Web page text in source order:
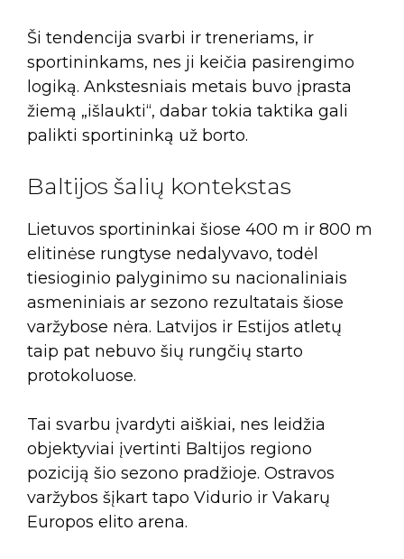
Ši tendencija svarbi ir treneriams, ir
sportininkams, nes ji keičia pasirengimo
logiką. Ankstesniais metais buvo įprasta
žiemą „išlaukti“, dabar tokia taktika gali
palikti sportininką už borto.
Baltijos šalių kontekstas
Lietuvos sportininkai šiose 400 m ir 800 m
elitinėse rungtyse nedalyvavo, todėl
tiesioginio palyginimo su nacionaliniais
asmeniniais ar sezono rezultatais šiose
varžybose nėra. Latvijos ir Estijos atletų
taip pat nebuvo šių rungčių starto
protokoluose.
Tai svarbu įvardyti aiškiai, nes leidžia
objektyviai įvertinti Baltijos regiono
poziciją šio sezono pradžioje. Ostravos
varžybos šįkart tapo Vidurio ir Vakarų
Europos elito arena.